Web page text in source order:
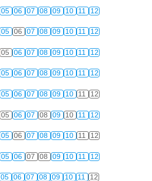
05 06 07 08 09 10 11 12
05 06 07 08 09 10 11 12
05 06 07 08 09 10 11 12
05 06 07 08 09 10 11 12
05 06 07 08 09 10 11 12
05 06 07 08 09 10 11 12
05 06 07 08 09 10 11 12
05 06 07 08 09 10 11 12
05 06 07 08 09 10 11 12